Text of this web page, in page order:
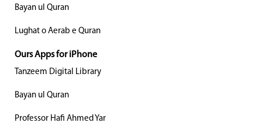
Bayan ul Quran
Lughat o Aerab e Quran
Ours Apps for iPhone
Tanzeem Digital Library
Bayan ul Quran
Professor Hafi Ahmed Yar